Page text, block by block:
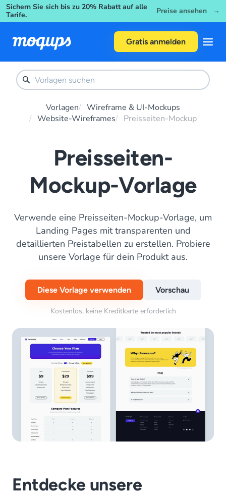
Skip to content
Sichern Sie sich bis zu 20% Rabatt auf alle
Tarife.
Preise ansehen →
Gratis anmelden
Vorlagen
Wireframe & UI-Mockups
Website-Wireframes
Preisseiten-Mockup
Preisseiten-
Mockup-Vorlage
Verwende eine Preisseiten-Mockup-Vorlage, um
Landing Pages mit transparenten und
detaillierten Preistabellen zu erstellen. Probiere
unsere Vorlage für dein Produkt aus.
Diese Vorlage verwenden Vorschau
Kostenlos, keine Kreditkarte erforderlich
Entdecke unsere